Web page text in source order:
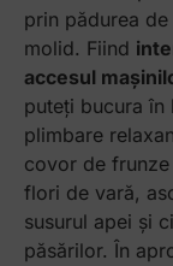
prin pădurea
molid. Fiind
accesul
puteți bucura în
plimbare
covor de frunze
flori de vară,
susurul apei și
păsărilor. În